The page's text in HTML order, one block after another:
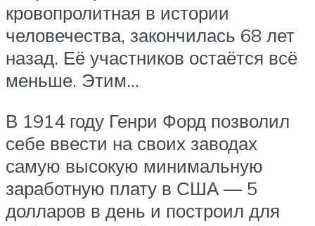
кровопролитная в истории
человечества, закончилась 68 лет
назад. Её участников остаётся всё
меньше. Этим…
В 1914 году Генри Форд позволил
себе ввести на своих заводах
самую высокую минимальную
заработную плату в США — 5
долларов в день и построил для